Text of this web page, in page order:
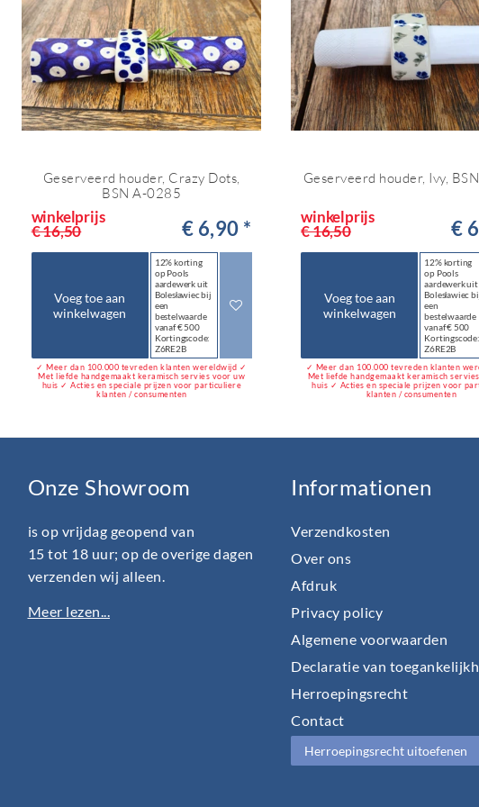
Geserveerd houder, Crazy Dots,
BSN A-0285
winkelprijs
€ 16,50 € 6,90 *
Voeg toe aan
winkelwagen
12% korting
op Pools
aardewerk uit
Bolesławiec bij
een
bestelwaarde
vanaf € 500
Kortingscode:
Z6RE2B
✓ Meer dan 100.000 tevreden klanten wereldwijd ✓
Met liefde handgemaakt keramisch servies voor uw
huis ✓ Acties en speciale prijzen voor particuliere
klanten / consumenten
Geserveerd houder, Ivy,
winkelprijs
€ 16,50 €
Voeg toe aan
winkelwagen
12% korting
op Pools
aardewerk uit
Bolesławiec
een
bestelwaarde
vanaf € 500
Kortingscode:
Z6RE2B
✓ Meer dan 100.000 tevreden klanten
Met liefde handgemaakt keramisch
huis ✓ Acties en speciale prijzen voor
klanten / consumenten
Onze Showroom
is op vrijdag geopend van
15 tot 18 uur; op de overige dagen
verzenden wij alleen.
Meer lezen...
Informationen
Verzendkosten
Over ons
Afdruk
Privacy policy
Algemene voorwaarden
Declaratie van
Herroepingsrecht
Contact
Herroepingsrecht uitoefenen